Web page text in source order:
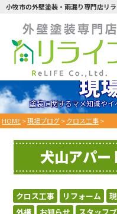
小牧市の外壁塗装・雨漏り専門店リ
現
塗装に関するマメ知識や
HOME>現場ブログ>クロス工事>
犬山アパ
クロス工事 リフォーム